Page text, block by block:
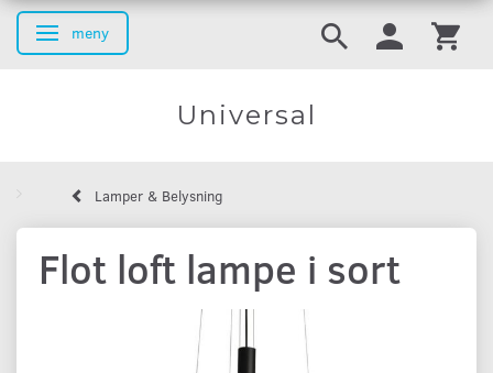
Ändra navigering
meny
Universal
Lamper & Belysning
Flot loft lampe i sort